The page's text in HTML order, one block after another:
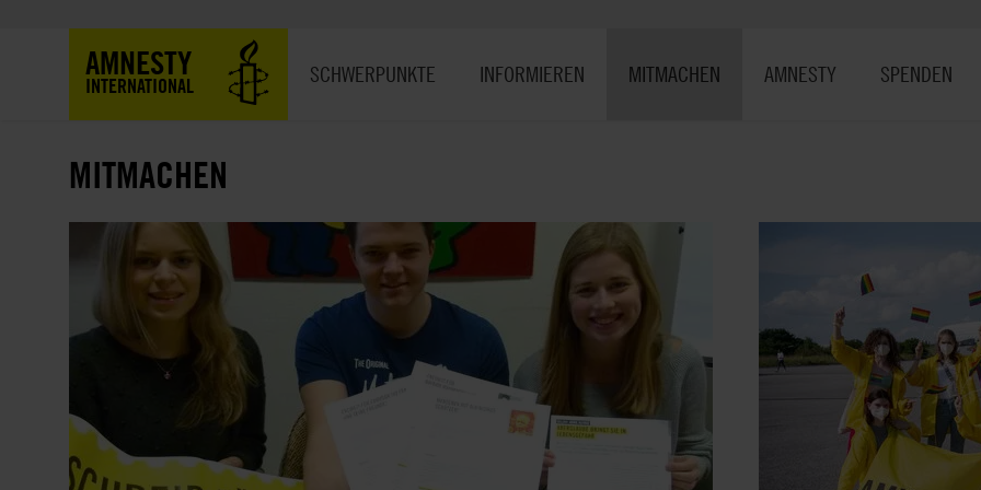
AMNESTY
INTERNATIONAL SCHWERPUNKTE INFORMIEREN MITMACHEN AMNESTY SPENDEN
Hol dir
Pride-Kit!
Mit deinem
Tattoo zeigst du
Es soll dich
zu setzen, im
stilles Zeichen,
MITMACHEN